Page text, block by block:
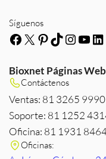
Síguenos
Facebook
X Pinterest
TikTok
Bioxnet Páginas
Contáctenos
Ventas: 81 3265 9990
Soporte: 81 1252
Oficina: 81 1931
Oficinas: